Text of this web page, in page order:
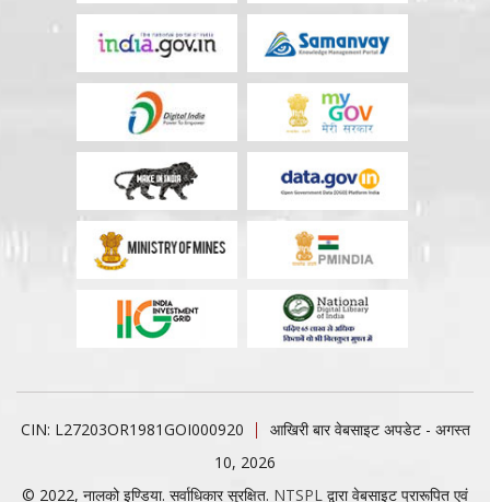
CIN: L27203OR1981GOI000920
आखिरी बार वेबसाइट अपडेट - अगस्त
10, 2026
© 2022, नालको इण्डिया. सर्वाधिकार सुरक्षित. NTSPL द्वारा वेबसाइट प्रारूपित एवं